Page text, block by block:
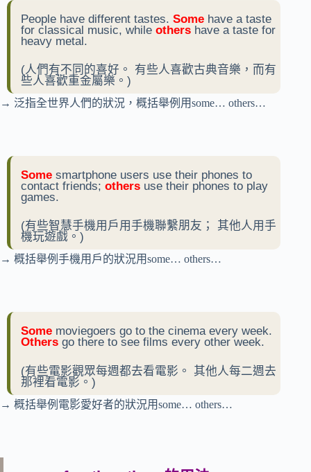
People have different tastes. Some have a taste
for classical music, while others have a taste for
heavy metal.
(人們有不同的喜好。 有些人喜歡古典音樂，而有
些人喜歡重金屬樂。)
→ 泛指全世界人們的狀況，概括舉例用some… others…
Some smartphone users use their phones to
contact friends; others use their phones to play
games.
(有些智慧手機用戶用手機聯繫朋友； 其他人用手
機玩遊戲。)
→ 概括舉例手機用戶的狀況用some… others…
Some moviegoers go to the cinema every week.
Others go there to see films every other week.
(有些電影觀眾每週都去看電影。 其他人每二週去
那裡看電影。)
→ 概括舉例電影愛好者的狀況用some… others…